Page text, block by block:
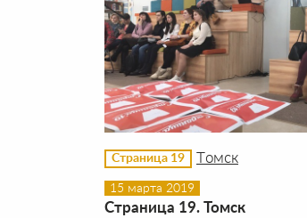
Страница 19 Томск
15 марта 2019
Страница 19. Томск